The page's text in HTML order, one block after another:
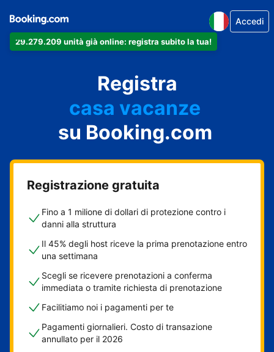
29.279.209 unità già online: registra subito la tua!
Accedi
Registra
il tuo appartamento
il tuo hotel
casa vacanze
la tua guest house
il tuo B&B
su Booking.com
Registrazione gratuita
Fino a 1 milione di dollari di protezione contro i
danni alla struttura
Il 45% degli host riceve la prima prenotazione entro
una settimana
Scegli se ricevere prenotazioni a conferma
immediata o tramite richiesta di prenotazione
Facilitiamo noi i pagamenti per te
Pagamenti giornalieri. Costo di transazione
annullato per il 2026